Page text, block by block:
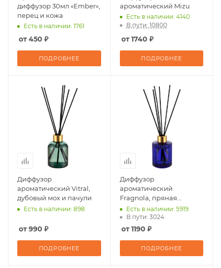
диффузор 30мл «Ember»,
перец и кожа
Есть в наличии: 1761
от 450 ₽
ПОДРОБНЕЕ
ароматический Mizu
Есть в наличии: 4140
В пути: 10800
от 1740 ₽
ПОДРОБНЕЕ
Диффузор
ароматический Vitral,
дубовый мох и пачули
Есть в наличии: 898
от 990 ₽
ПОДРОБНЕЕ
Диффузор
ароматический
Fragnola, пряная
древесина и кардамон
Есть в наличии: 5919
В пути: 3024
от 1190 ₽
ПОДРОБНЕЕ